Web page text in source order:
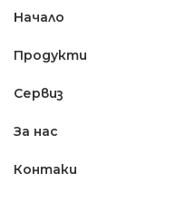
Начало
Продукти
Сервиз
За нас
Контаки